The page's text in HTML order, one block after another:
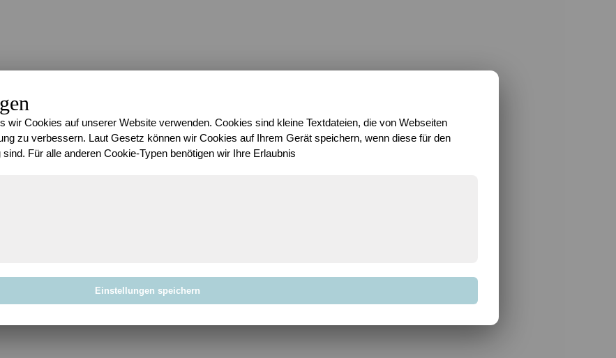
wir Cookies auf unserer Website verwenden. Cookies sind kleine Textdateien, die von Webseiten
zu verbessern. Laut Gesetz können wir Cookies auf Ihrem Gerät speichern, wenn diese für den
Für alle anderen Cookie-Typen benötigen wir Ihre Erlaubnis
Einstellungen speichern